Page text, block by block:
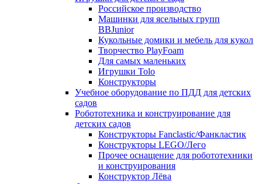
Российское производство
Машинки для ясельных групп
BBJunior
Кукольные домики и мебель для кукол
Творчество PlayFoam
Для самых маленьких
Игрушки Tolo
Конструкторы
Учебное оборудование по ПДД для детских
садов
Робототехника и конструирование для
детских садов
Конструкторы Fanclastic/Фанкластик
Конструкторы LEGO/Лего
Прочее оснащение для робототехники
и конструирования
Конструктор Лёва